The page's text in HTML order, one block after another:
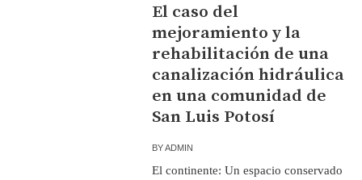
El caso del
mejoramiento y la
rehabilitación de una
canalización hidráulica
en una comunidad de
San Luis Potosí
BYADMIN
El continente: Un espacio conservado